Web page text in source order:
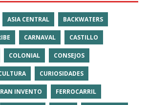
ASIA CENTRAL BACKWATERS
CARNAVAL CASTILLO
COLONIAL CONSEJOS
CURIOSIDADES
INVENTO FERROCARRIL